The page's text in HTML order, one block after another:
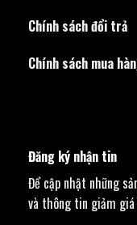
Chính sách đổi trả
Chính sách mua
Đăng ký nhận tin
Để cập nhật những
và thông tin giảm